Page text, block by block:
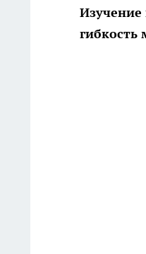
Изучение
гибкость